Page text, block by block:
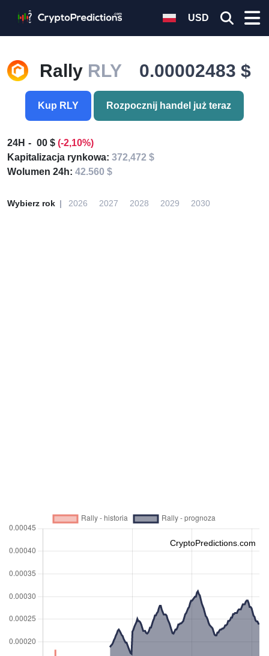
USD
Rally RLY 0.00002483 $
Kup RLY Rozpocznij handel już teraz
24H 00 $ (-2,10%)
Kapitalizacja rynkowa: 372,472 $
Wolumen 24h: 42.560 $
Wybierz rok 2026 2027 2028 2029 2030
CryptoPredictions.com